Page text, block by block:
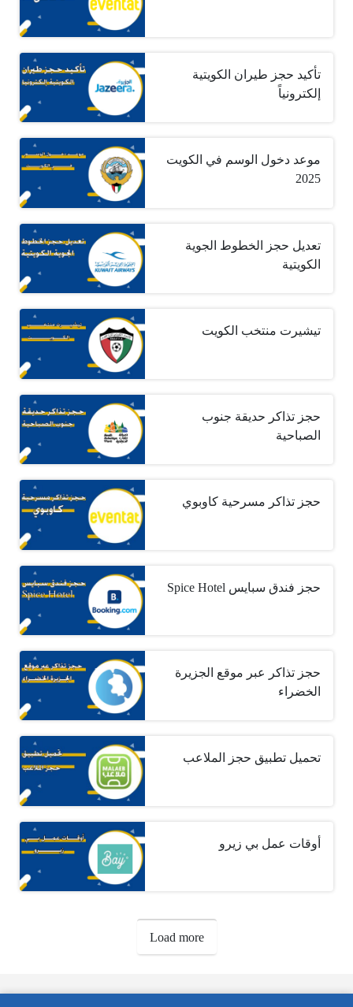
تأكيد حجز طيران الكويتية
إلكترونياً
موعد دخول الوسم في الكويت
2025
تعديل حجز الخطوط الجوية
الكويتية
تيشيرت منتخب الكويت
حجز تذاكر حديقة جنوب
الصباحية
حجز تذاكر مسرحية كاوبوي
حجز فندق سبايس Spice Hotel
حجز تذاكر عبر موقع الجزيرة
الخضراء
تحميل تطبيق حجز الملاعب
أوقات عمل بي زيرو
Load more